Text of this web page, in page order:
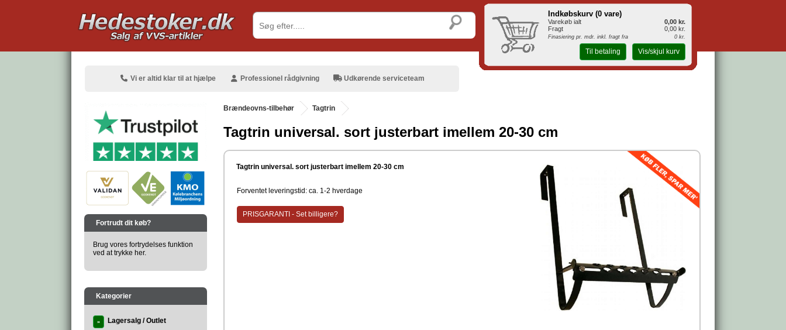
Vi er altid klar til at hjælpe Professionel rådgivning Udkørende serviceteam
Fortrudt dit køb?
Brug vores fortrydelses funktion
ved at trykke her.
Kategorier
» Lagersalg / Outlet
Brændeovns-tilbehør Tagtrin
Tagtrin universal. sort justerbart imellem 20-30 cm
Tagtrin universal. sort justerbart imellem 20-30 cm
Forventet leveringstid: ca. 1-2 hverdage
PRISGARANTI - Set billigere?
Indkøbskurv (0 vare)
Varekøb ialt
0,00 kr.
Fragt
0,00 kr.
Finasiering pr. mdr. inkl. fragt fra 0 kr.
Til betaling Vis/skjul kurv